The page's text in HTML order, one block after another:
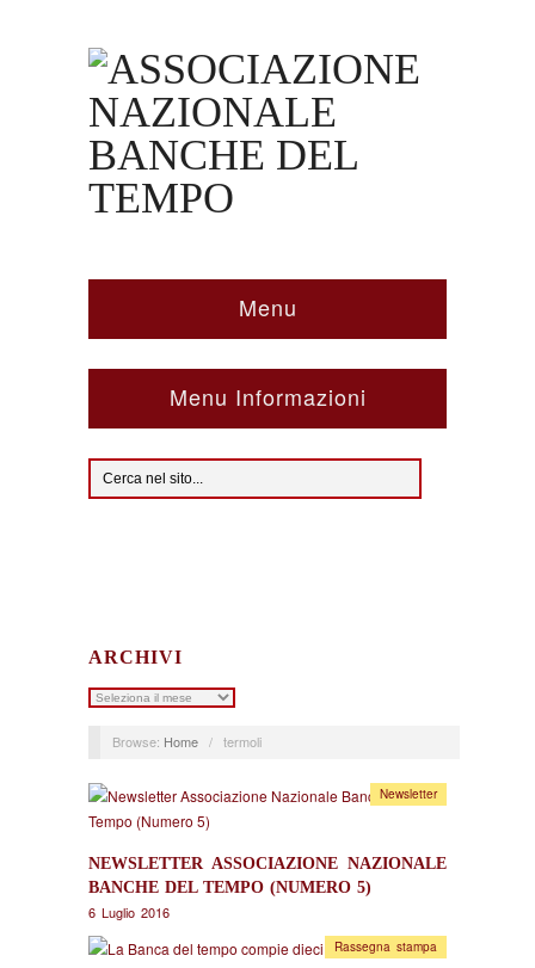
Menu
Menu Informazioni
ARCHIVI
Archivi
Browse: Home / termoli
NEWSLETTER ASSOCIAZIONE NAZIONALE
BANCHE DEL TEMPO (NUMERO 5)
6 Luglio 2016
Newsletter
Rassegna stampa